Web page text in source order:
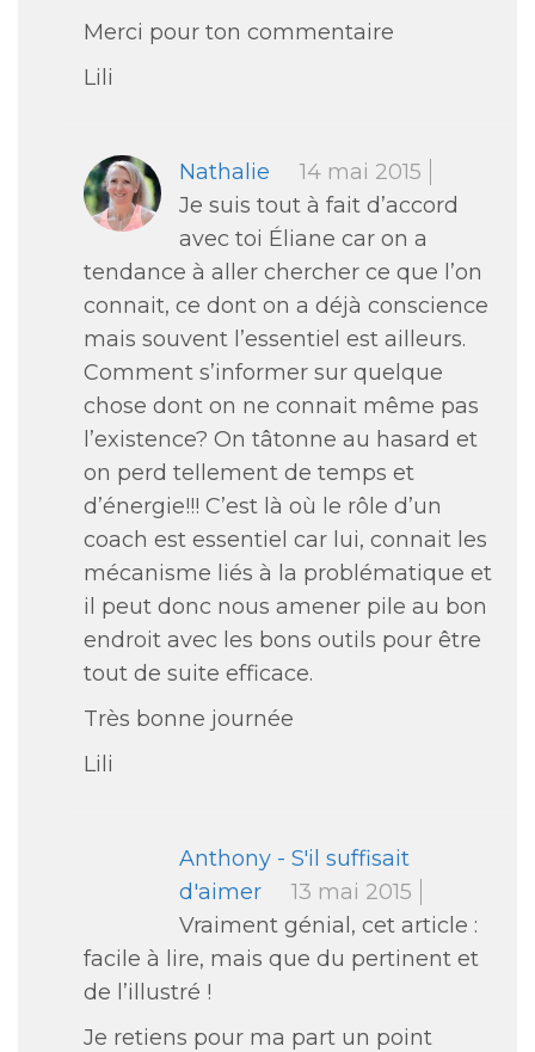
Merci pour ton commentaire
Lili
Nathalie
14 mai 2015
Je suis tout à fait d’accord
avec toi Éliane car on a
tendance à aller chercher ce que l’on
connait, ce dont on a déjà conscience
mais souvent l’essentiel est ailleurs.
Comment s’informer sur quelque
chose dont on ne connait même pas
l’existence? On tâtonne au hasard et
on perd tellement de temps et
d’énergie!!! C’est là où le rôle d’un
coach est essentiel car lui, connait les
mécanisme liés à la problématique et
il peut donc nous amener pile au bon
endroit avec les bons outils pour être
tout de suite efficace.
Très bonne journée
Lili
Anthony - S'il suffisait
d'aimer
13 mai 2015
Vraiment génial, cet article :
facile à lire, mais que du pertinent et
de l’illustré !
Je retiens pour ma part un point